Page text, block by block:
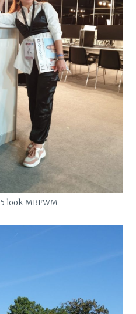
5 look MBFWM